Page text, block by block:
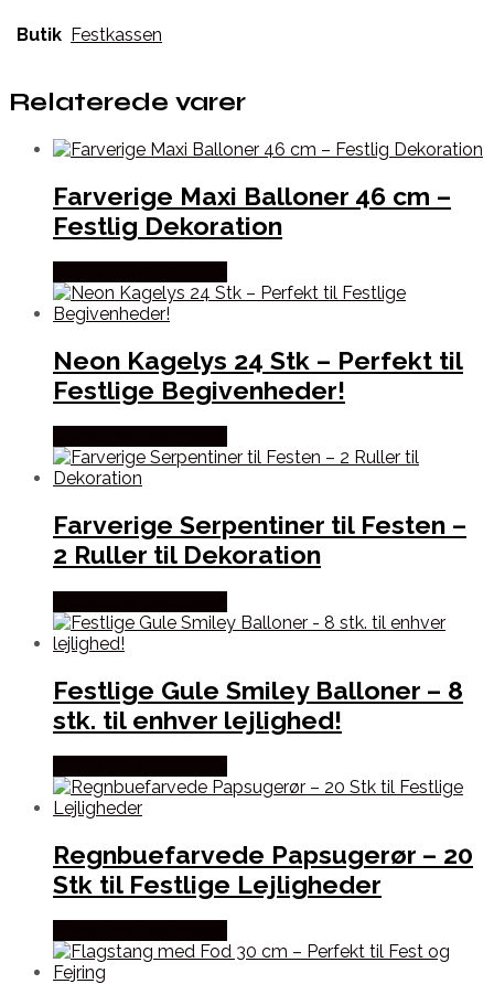
Butik Festkassen
Relaterede varer
Farverige Maxi Balloner 46 cm –
Festlig Dekoration
Neon Kagelys 24 Stk – Perfekt til
Festlige Begivenheder!
Farverige Serpentiner til Festen –
2 Ruller til Dekoration
Festlige Gule Smiley Balloner – 8
stk. til enhver lejlighed!
Regnbuefarvede Papsugerør – 20
Stk til Festlige Lejligheder